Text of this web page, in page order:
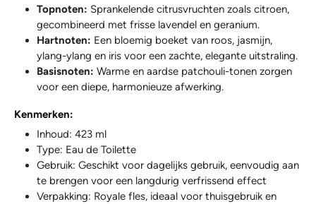
Topnoten: Sprankelende citrusvruchten zoals citroen,
gecombineerd met frisse lavendel en geranium.
Hartnoten: Een bloemig boeket van roos, jasmijn,
ylang-ylang en iris voor een zachte, elegante uitstraling.
Basisnoten: Warme en aardse patchouli-tonen zorgen
voor een diepe, harmonieuze afwerking.
Kenmerken:
Inhoud: 423 ml
Type: Eau de Toilette
Gebruik: Geschikt voor dagelijks gebruik, eenvoudig aan
te brengen voor een langdurig verfrissend effect
Verpakking: Royale fles, ideaal voor thuisgebruik en